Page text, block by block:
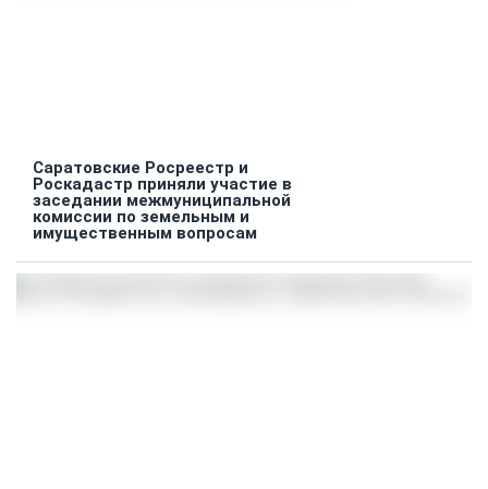
Саратовские Росреестр и
Роскадастр приняли участие в
заседании межмуниципальной
комиссии по земельным и
имущественным вопросам